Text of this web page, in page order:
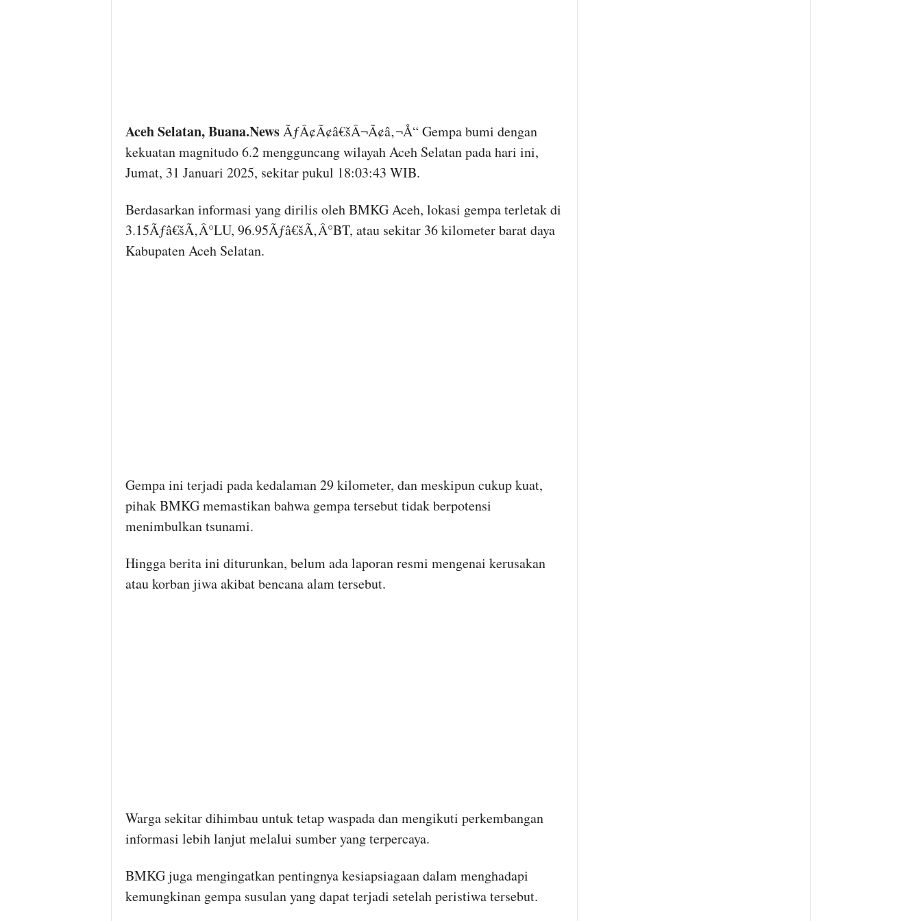
Aceh Selatan, Buana.NewsÃƒÂ¢Ã¢â€šÂ¬Ã¢â‚¬Å“ Gempa bumi dengan
kekuatan magnitudo 6.2 mengguncang wilayah Aceh Selatan pada hari ini,
Jumat, 31 Januari 2025, sekitar pukul 18:03:43 WIB.
Berdasarkan informasi yang dirilis oleh BMKG Aceh, lokasi gempa terletak di
3.15Ãƒâ€šÃ‚Â°LU, 96.95Ãƒâ€šÃ‚Â°BT, atau sekitar 36 kilometer barat daya
Kabupaten Aceh Selatan.
Gempa ini terjadi pada kedalaman 29 kilometer, dan meskipun cukup kuat,
pihak BMKG memastikan bahwa gempa tersebut tidak berpotensi
menimbulkan tsunami.
Hingga berita ini diturunkan, belum ada laporan resmi mengenai kerusakan
atau korban jiwa akibat bencana alam tersebut.
Warga sekitar dihimbau untuk tetap waspada dan mengikuti perkembangan
informasi lebih lanjut melalui sumber yang terpercaya.
BMKG juga mengingatkan pentingnya kesiapsiagaan dalam menghadapi
kemungkinan gempa susulan yang dapat terjadi setelah peristiwa tersebut.